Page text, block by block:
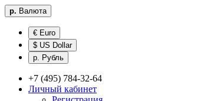
р. Валюта
€ Euro
$ US Dollar
р. Рубль
+7 (495) 784-32-64
Личный кабинет